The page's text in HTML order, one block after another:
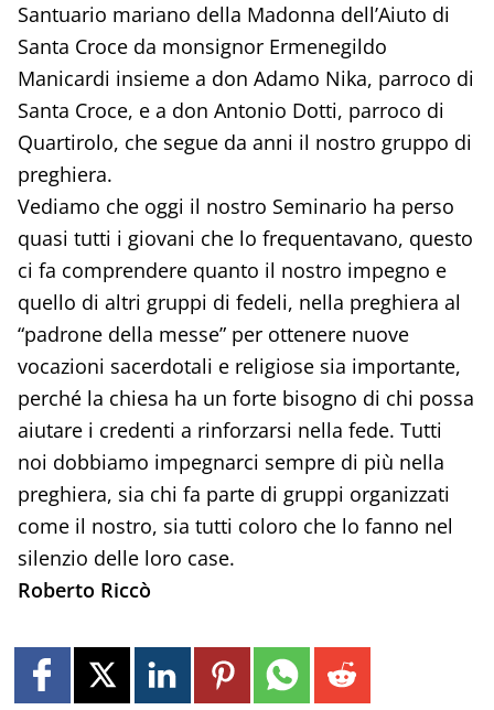
Santuario mariano della Madonna dell’Aiuto di
Santa Croce da monsignor Ermenegildo
Manicardi insieme a don Adamo Nika, parroco di
Santa Croce, e a don Antonio Dotti, parroco di
Quartirolo, che segue da anni il nostro gruppo di
preghiera.
Vediamo che oggi il nostro Seminario ha perso
quasi tutti i giovani che lo frequentavano, questo
ci fa comprendere quanto il nostro impegno e
quello di altri gruppi di fedeli, nella preghiera al
“padrone della messe” per ottenere nuove
vocazioni sacerdotali e religiose sia importante,
perché la chiesa ha un forte bisogno di chi possa
aiutare i credenti a rinforzarsi nella fede. Tutti
noi dobbiamo impegnarci sempre di più nella
preghiera, sia chi fa parte di gruppi organizzati
come il nostro, sia tutti coloro che lo fanno nel
silenzio delle loro case.
Roberto Riccò